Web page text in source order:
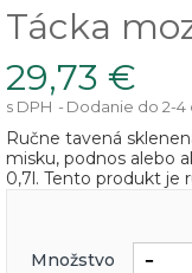
Tácka
29,73 €
s DPH Dodanie do 2-4
Ručne tavená
misku, podnos alebo
0,7l. Tento produkt je
Množstvo